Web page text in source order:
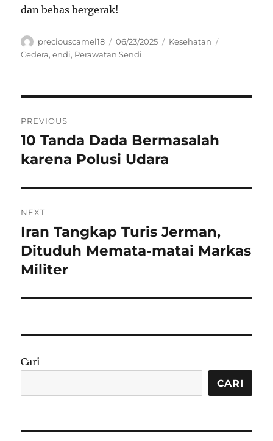
dan bebas bergerak!
Author
preciouscamel18
Posted
on
06/23/2025 Categories
Kesehatan
Cedera,endi, Perawatan Sendi
pos
PREVIOUS
Previous
post:
10 Tanda Dada Bermasalah
karena Polusi Udara
NEXT
Next
post:
Iran Tangkap Turis Jerman,
Dituduh Memata-matai Markas
Militer
Cari
CARI